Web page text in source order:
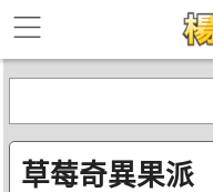
草莓奇異果派